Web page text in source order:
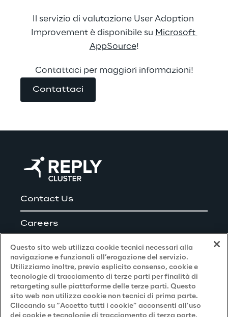
Il servizio di valutazione User Adoption
Improvement è disponibile su Microsoft
AppSource!
Contattaci per maggiori informazioni!
Contattaci
Contact Us
Careers
Privacy and Legal
Privacy & Cookie Policy
Questo sito web utilizza cookie tecnici necessari alla
navigazione e funzionali all’erogazione del servizio.
Utilizziamo inoltre, previo esplicito consenso, cookie e
tecnologie di tracciamento di terze parti per finalità di
retargeting sulle piattaforme delle terze parti. Questo
sito web non utilizza cookie non tecnici di prima parte.
Cliccando su “Accetto tutti i cookie” acconsenti all’uso